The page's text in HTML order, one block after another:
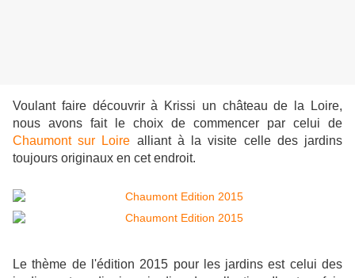
Voulant faire découvrir à Krissi un château de la Loire,
nous avons fait le choix de commencer par celui de
Chaumont sur Loire alliant à la visite celle des jardins
toujours originaux en cet endroit.
Le thème de l'édition 2015 pour les jardins est celui des